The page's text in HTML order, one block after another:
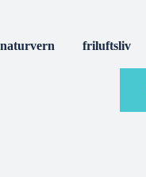
naturvern friluftsliv